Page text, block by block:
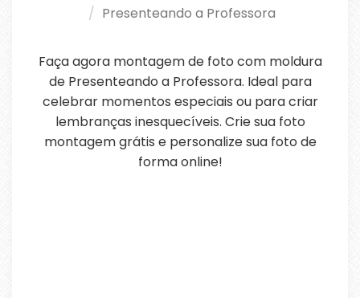
Presenteando a Professora
Faça agora montagem de foto com moldura
de Presenteando a Professora. Ideal para
celebrar momentos especiais ou para criar
lembranças inesquecíveis. Crie sua foto
montagem grátis e personalize sua foto de
forma online!